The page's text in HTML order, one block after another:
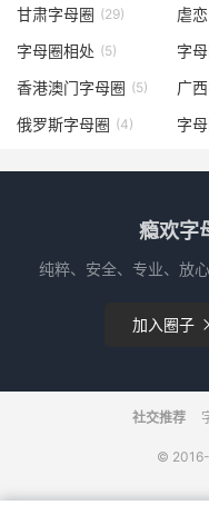
甘肃字母圈 (29) 虐恋
字母圈相处 (5) 字
香港澳门字母圈 (5) 广
俄罗斯字母圈 (4) 字
瘾欢字
纯粹、安全、专业、放
加入圈子 
社交推荐
©